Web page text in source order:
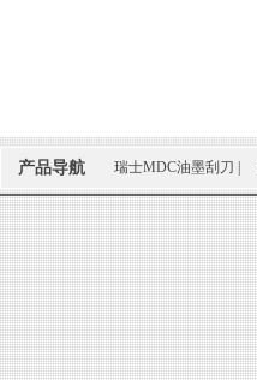
产品导航 瑞士MDC油墨刮刀